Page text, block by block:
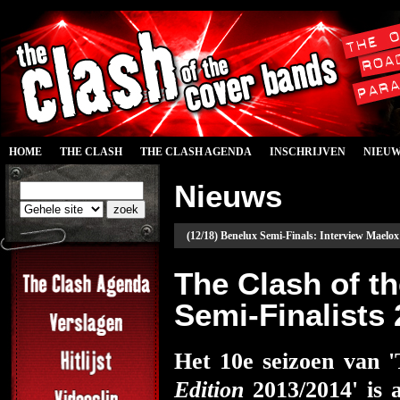
HOME THE CLASH THE CLASH AGENDA INSCHRIJVEN
Nieuws
(12/18) Benelux Semi-Finals: Interview
The Clash of
Semi-Finalists
Het 10e seizoen van
Edition 2013/2014' is